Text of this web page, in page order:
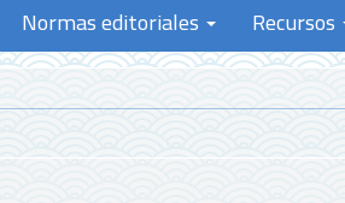
Normas editoriales Recursos